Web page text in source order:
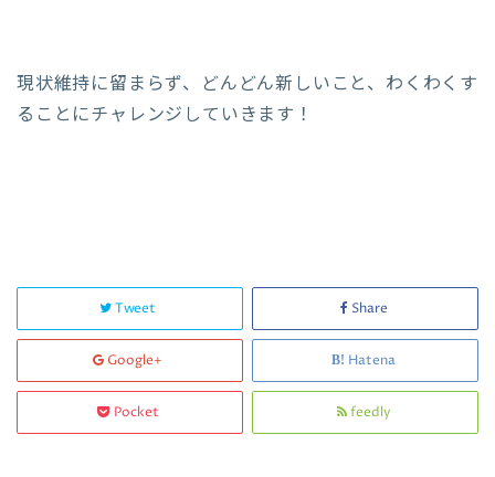
現状維持に留まらず、どんどん新しいこと、わくわくす
ることにチャレンジしていきます！
Tweet Share
Google+ Hatena
Pocket feedly